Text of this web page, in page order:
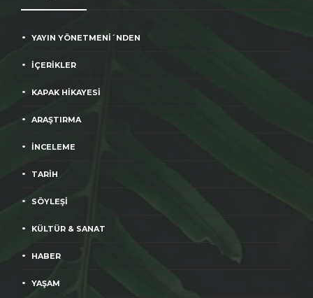
YAYIN YÖNETMENİ´NDEN
İÇERİKLER
KAPAK HİKAYESİ
ARAŞTIRMA
İNCELEME
TARİH
SÖYLEŞİ
KÜLTÜR & SANAT
HABER
YAŞAM